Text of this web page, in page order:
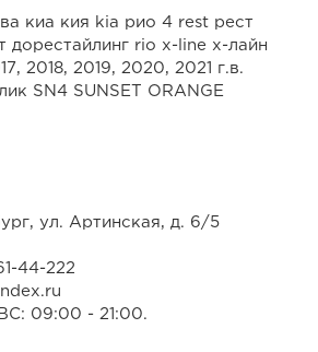
киа кия kia рио 4 rest рест
дорестайлинг rio x-line х-лайн
2018, 2019, 2020, 2021 г.в.
SN4 SUNSET ORANGE
ул. Артинская, д. 6/5
44-222
09:00 - 21:00.